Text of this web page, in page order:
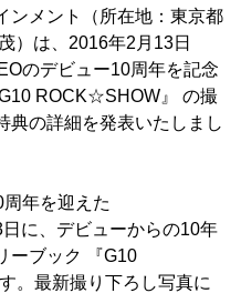
ンメント（所在地：東京都
）は、2016年2月13日
のデビュー10周年を記念
ROCK☆SHOW』 の撮
典の詳細を発表いたしまし
年を迎えた
に、デビューからの10年
ーブック 『G10
。最新撮り下ろし写真に